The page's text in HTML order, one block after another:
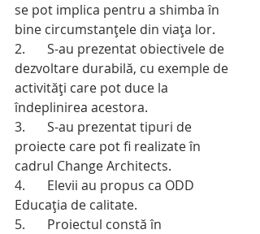
se pot implica pentru a shimba în
bine circumstanțele din viața lor.
2.	S-au prezentat obiectivele de
dezvoltare durabilă, cu exemple de
activități care pot duce la
îndeplinirea acestora.
3.	S-au prezentat tipuri de
proiecte care pot fi realizate în
cadrul Change Architects.
4.	Elevii au propus ca ODD
Educația de calitate.
5.	Proiectul constă în